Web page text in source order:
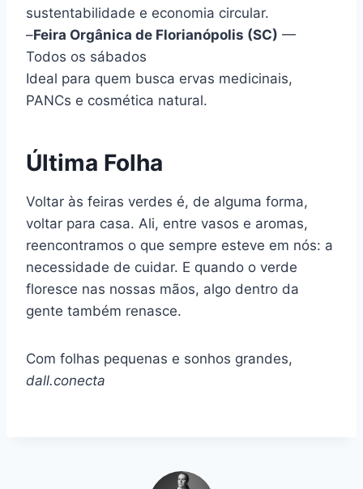
sustentabilidade e economia circular.
–Feira Orgânica de Florianópolis (SC) —
Todos os sábados
Ideal para quem busca ervas medicinais,
PANCs e cosmética natural.
Última Folha
Voltar às feiras verdes é, de alguma forma,
voltar para casa. Ali, entre vasos e aromas,
reencontramos o que sempre esteve em nós: a
necessidade de cuidar. E quando o verde
floresce nas nossas mãos, algo dentro da
gente também renasce.
Com folhas pequenas e sonhos grandes,
dall.conecta